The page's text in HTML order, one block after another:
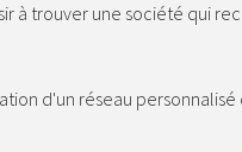
à trouver une société qui
d'un réseau